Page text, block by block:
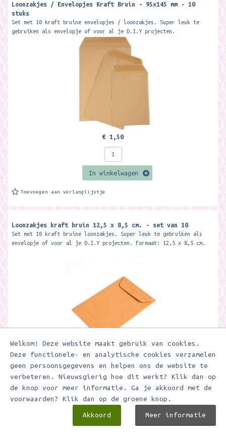
Welkom! Deze website maakt gebruik van cookies.
Deze functionele- en analytische cookies verzamelen
geen persoonsgegevens en helpen ons de website te
verbeteren. Nieuwsgierig hoe dit werkt? Klik dan op
de knop voor meer informatie. Ga je akkoord met de
voorwaarden? Klik dan op de groene knop.
Akkoord Meer informatie
Loonzakjes / Envelopjes Kraft Bruin - 95x145 mm - 10
stuks
Set met 10 kraft bruine envelopjes / loonzakjes. Super leuk te
gebruiken als envelopje of voor al je D.I.Y projecten.
€ 1,50
In winkelwagen
Toevoegen aan verlanglijstje
Loonzakjes kraft bruin 12,5 x 8,5 cm. - set van 10
Set met 10 kraft bruine loonzakjes. Super leuk te gebruiken als
envelopje of voor al je D.I.Y projecten. Formaat: 12,5 x 8,5 cm.
€ 1,50
Toevoegen aan verlanglijstje